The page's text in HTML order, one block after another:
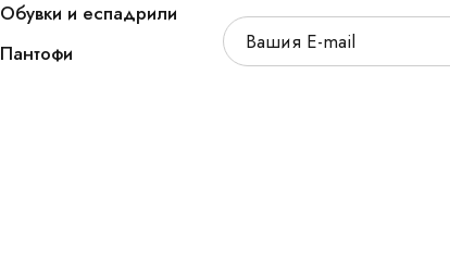
Обувки и еспадрили
Пантофи